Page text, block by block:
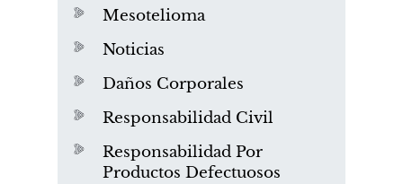
Mesotelioma
Noticias
Daños Corporales
Responsabilidad Civil
Responsabilidad Por
Productos Defectuosos